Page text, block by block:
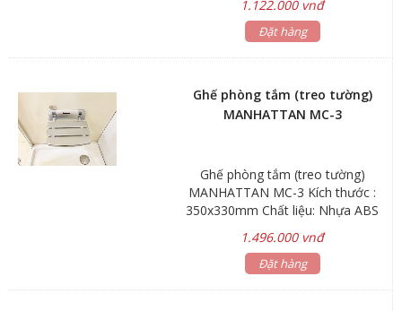
Chịu trọng lượng: 130Kg Bảo hành:
2 năm
1.122.000 vnđ
Đặt hàng
Ghế phòng tắm (treo tường)
MANHATTAN MC-3
Ghế phòng tắm (treo tường)
MANHATTAN MC-3 Kích thước :
350x330mm Chất liệu: Nhựa ABS
mạ Màu sắc: màu xám Chịu trọng
lượng: 150Kg Bảo hành: 2 năm
1.496.000 vnđ
Đặt hàng